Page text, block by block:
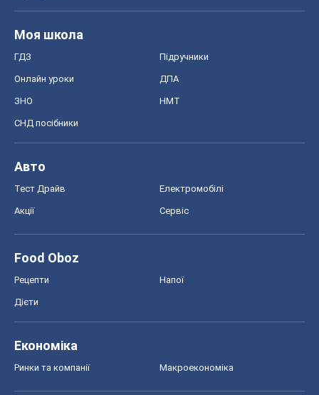
Моя школа
ГДЗ Підручники
Онлайн уроки ДПА
ЗНО НМТ
СНД посібники
Авто
Тест Драйв Електромобілі
Акції Сервіс
Food Oboz
Рецепти Напої
Дієти
Економіка
Ринки та компанії Макроекономіка